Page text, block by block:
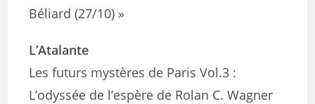
Béliard (27/10) »
L’Atalante
Les futurs mystères de Paris Vol.3 :
L’odyssée de l’espère de Rolan C. Wagner